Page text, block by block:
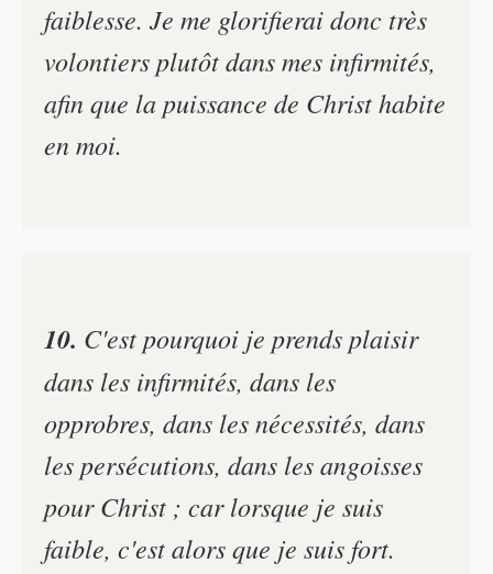
faiblesse. Je me glorifierai donc très
volontiers plutôt dans mes infirmités,
afin que la puissance de Christ habite
en moi.
10. C'est pourquoi je prends plaisir
dans les infirmités, dans les
opprobres, dans les nécessités, dans
les persécutions, dans les angoisses
pour Christ ; car lorsque je suis
faible, c'est alors que je suis fort.